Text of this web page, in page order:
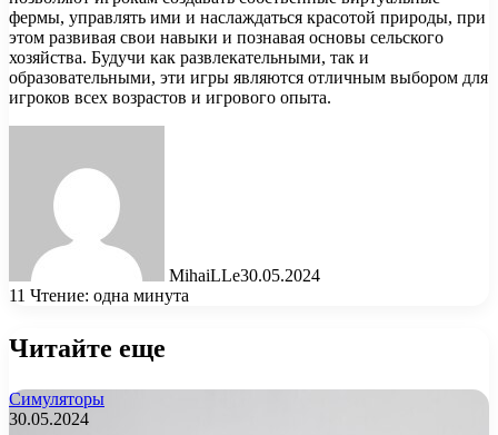
фермы, управлять ими и наслаждаться красотой природы, при
этом развивая свои навыки и познавая основы сельского
хозяйства. Будучи как развлекательными, так и
образовательными, эти игры являются отличным выбором для
игроков всех возрастов и игрового опыта.
MihaiLLe30.05.2024
11 Чтение: одна минута
Читайте еще
Симуляторы
30.05.2024